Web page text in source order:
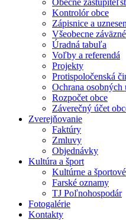
Obecné
Kontrolór obce
Zápisnice a
Všeobecne
Úradná tabuľa
Voľby a referendá
Projekty
Protispoločenská
Ochrana osobných
Rozpočet obce
Záverečný účet
Zverejňovanie
Faktúry
Zmluvy
Objednávky
Kultúra a šport
Kultúrne a
Farské oznamy
TJ Poľnohospodár
Fotogalérie
Kontakty